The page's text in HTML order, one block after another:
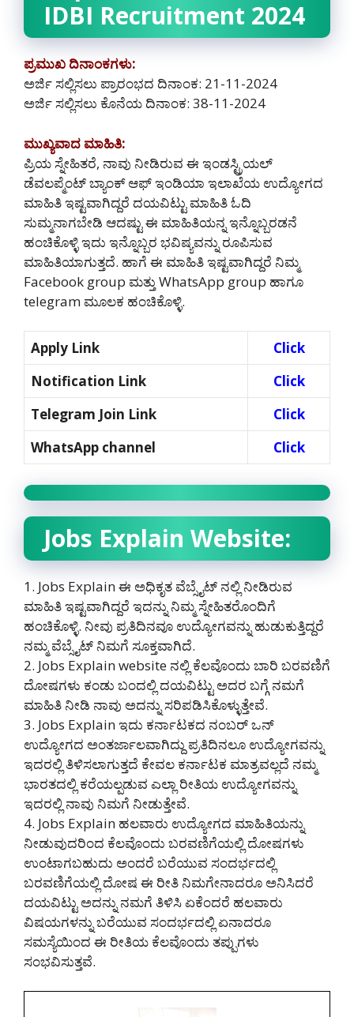
IDBI Recruitment 2024
ಪ್ರಮುಖ ದಿನಾಂಕಗಳು:
ಅರ್ಜಿ ಸಲ್ಲಿಸಲು ಪ್ರಾರಂಭದ ದಿನಾಂಕ: 21-11-2024
ಅರ್ಜಿ ಸಲ್ಲಿಸಲು ಕೊನೆಯ ದಿನಾಂಕ: 38-11-2024
ಮುಖ್ಯವಾದ ಮಾಹಿತಿ:
ಪ್ರಿಯ ಸ್ನೇಹಿತರೆ, ನಾವು ನೀಡಿರುವ ಈ ಇಂಡಸ್ಟ್ರಿಯಲ್
ಡೆವಲಪ್ಮೆಂಟ್ ಬ್ಯಾಂಕ್ ಆಫ್ ಇಂಡಿಯಾ ಇಲಾಖೆಯ ಉದ್ಯೋಗದ
ಮಾಹಿತಿ ಇಷ್ಟವಾಗಿದ್ದರೆ ದಯವಿಟ್ಟು ಮಾಹಿತಿ ಓದಿ
ಸುಮ್ಮನಾಗಬೇಡಿ ಆದಷ್ಟು ಈ ಮಾಹಿತಿಯನ್ನ ಇನ್ನೊಬ್ಬರಡನೆ
ಹಂಚಿಕೊಳ್ಳಿ ಇದು ಇನ್ನೊಬ್ಬರ ಭವಿಷ್ಯವನ್ನು ರೂಪಿಸುವ
ಮಾಹಿತಿಯಾಗುತ್ತದೆ. ಹಾಗೆ ಈ ಮಾಹಿತಿ ಇಷ್ಟವಾಗಿದ್ದರೆ ನಿಮ್ಮ
Facebook group ಮತ್ತು WhatsApp group ಹಾಗೂ
telegram ಮೂಲಕ ಹಂಚಿಕೊಳ್ಳಿ.
Apply Link
Click
Notification Link
Click
Telegram Join Link
Click
WhatsApp channel
Click
Jobs Explain Website:
1. Jobs Explain ಈ ಅಧಿಕೃತ ವೆಬ್ಸೈಟ್ ನಲ್ಲಿ ನೀಡಿರುವ
ಮಾಹಿತಿ ಇಷ್ಟವಾಗಿದ್ದರೆ ಇದನ್ನು ನಿಮ್ಮ ಸ್ನೇಹಿತರೊಂದಿಗೆ
ಹಂಚಿಕೊಳ್ಳಿ. ನೀವು ಪ್ರತಿದಿನವೂ ಉದ್ಯೋಗವನ್ನು ಹುಡುಕುತ್ತಿದ್ದರೆ
ನಮ್ಮ ವೆಬ್ಸೈಟ್ ನಿಮಗೆ ಸೂಕ್ತವಾಗಿದೆ.
2. Jobs Explain website ನಲ್ಲಿ ಕೆಲವೊಂದು ಬಾರಿ ಬರವಣಿಗೆ
ದೋಷಗಳು ಕಂಡು ಬಂದಲ್ಲಿ ದಯವಿಟ್ಟು ಅದರ ಬಗ್ಗೆ ನಮಗೆ
ಮಾಹಿತಿ ನೀಡಿ ನಾವು ಅದನ್ನು ಸರಿಪಡಿಸಿಕೊಳ್ಳುತ್ತೇವೆ.
3. Jobs Explain ಇದು ಕರ್ನಾಟಕದ ನಂಬರ್ ಒನ್
ಉದ್ಯೋಗದ ಅಂತರ್ಜಾಲವಾಗಿದ್ದು ಪ್ರತಿದಿನಲೂ ಉದ್ಯೋಗವನ್ನು
ಇದರಲ್ಲಿ ತಿಳಿಸಲಾಗುತ್ತದೆ ಕೇವಲ ಕರ್ನಾಟಕ ಮಾತ್ರವಲ್ಲದೆ ನಮ್ಮ
ಭಾರತದಲ್ಲಿ ಕರೆಯಲ್ಪಡುವ ಎಲ್ಲಾ ರೀತಿಯ ಉದ್ಯೋಗವನ್ನು
ಇದರಲ್ಲಿ ನಾವು ನಿಮಗೆ ನೀಡುತ್ತೇವೆ.
4. Jobs Explain ಹಲವಾರು ಉದ್ಯೋಗದ ಮಾಹಿತಿಯನ್ನು
ನೀಡುವುದರಿಂದ ಕೆಲವೊಂದು ಬರವಣಿಗೆಯಲ್ಲಿ ದೋಷಗಳು
ಉಂಟಾಗಬಹುದು ಅಂದರೆ ಬರೆಯುವ ಸಂದರ್ಭದಲ್ಲಿ
ಬರವಣಿಗೆಯಲ್ಲಿ ದೋಷ ಈ ರೀತಿ ನಿಮಗೇನಾದರೂ ಅನಿಸಿದರೆ
ದಯವಿಟ್ಟು ಅದನ್ನು ನಮಗೆ ತಿಳಿಸಿ ಏಕೆಂದರೆ ಹಲವಾರು
ವಿಷಯಗಳನ್ನು ಬರೆಯುವ ಸಂದರ್ಭದಲ್ಲಿ ಏನಾದರೂ
ಸಮಸ್ಯೆಯಿಂದ ಈ ರೀತಿಯ ಕೆಲವೊಂದು ತಪ್ಪುಗಳು
ಸಂಭವಿಸುತ್ತವೆ.